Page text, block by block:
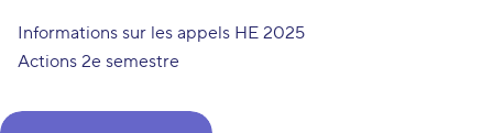
Informations sur les appels HE 2025
Actions 2e semestre